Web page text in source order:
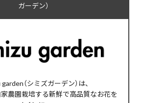
ガーデン）
（シミズガーデン）は、
家農園栽培する新鮮で高品質なお花を